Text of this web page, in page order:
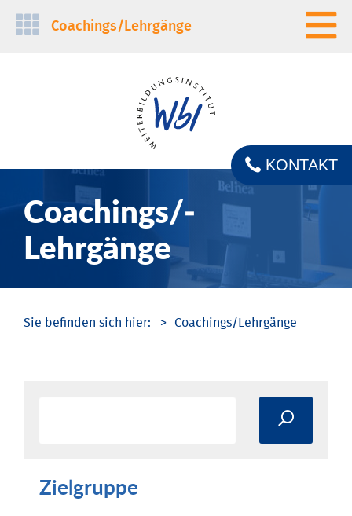
Navigation
Coachings/­Lehrgänge
Coachings/­
Lehrgänge
KONTAKT
Coachings/­Lehrgänge
Zielgruppe